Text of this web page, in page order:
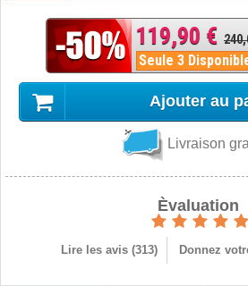
119,90 €
Seule 3
Ajouter au
Livraison
Èvaluation
Lire les avis (313) Donnez